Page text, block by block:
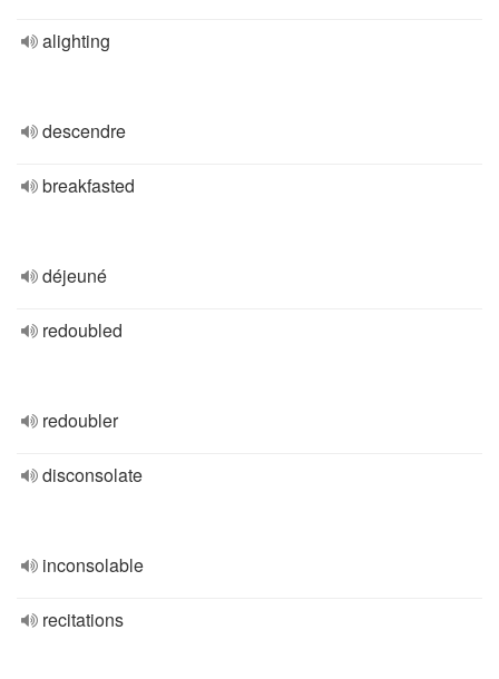
alighting
descendre
breakfasted
déjeuné
redoubled
redoubler
disconsolate
inconsolable
recitations